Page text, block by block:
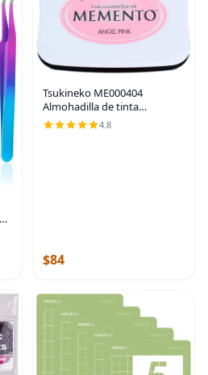
Tsukineko ME000404
Almohadilla de tinta
Memento, color ángel
4.8
$84